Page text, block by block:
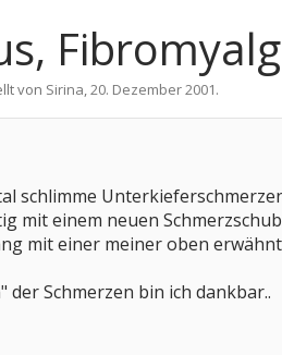
von Sirina,20. Dezember 2001.
schlimme
mit einem neuen
mit einer meiner oben
der Schmerzen bin ich dankbar..